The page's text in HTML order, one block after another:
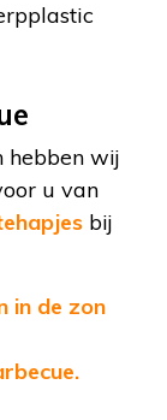
hebben wij
u van
bij
in de zon